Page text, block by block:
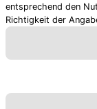
entsprechend den
Richtigkeit der